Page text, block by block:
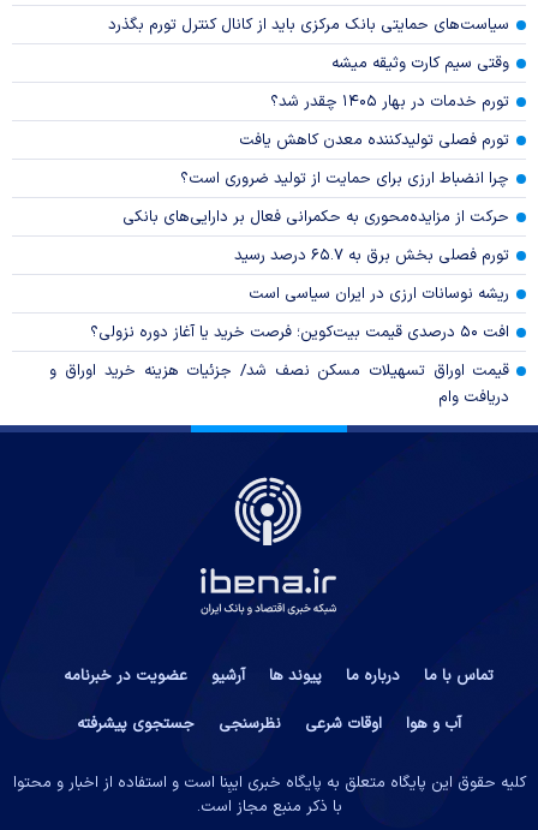
سیاست‌های حمایتی بانک مرکزی باید از کانال کنترل تورم بگذرد
وقتی سیم کارت وثیقه میشه
تورم خدمات در بهار ۱۴۰۵ چقدر شد؟
تورم فصلی تولیدکننده معدن کاهش یافت
چرا انضباط ارزی برای حمایت از تولید ضروری است؟
حرکت از مزایده‌محوری به حکمرانی فعال بر دارایی‌های بانکی
تورم فصلی بخش برق به ۶۵.۷ درصد رسید
ریشه نوسانات ارزی در ایران سیاسی است
افت ۵۰ درصدی قیمت بیت‌کوین؛ فرصت خرید یا آغاز دوره نزولی؟
قیمت اوراق تسهیلات مسکن نصف شد/ جزئیات هزینه خرید اوراق و
دریافت وام
تماس با ما درباره ما پیوند ها آرشیو
عضویت در خبرنامه
آب و هوا
اوقات شرعی نظرسنجی جستجوی پیشرفته
کلیه حقوق این پایگاه متعلق به پایگاه خبری ایبِنا است و استفاده از اخبار و محتوا
با ذکر منبع مجاز است.